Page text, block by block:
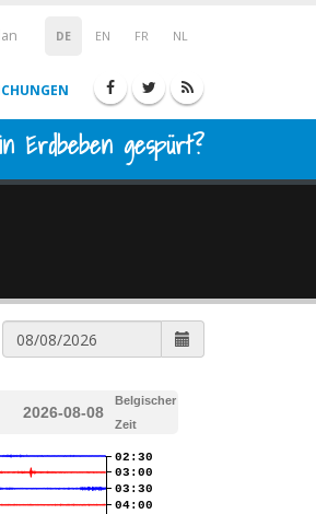
DE EN FR NL
Erdbeben gespürt?
2026-08-08
Belgischer
Zeit
02:30
03:00
03:30
04:00